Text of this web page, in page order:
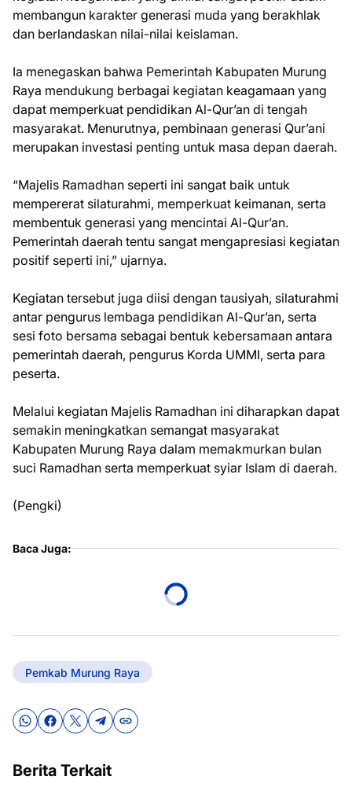
membangun karakter generasi muda yang berakhlak
dan berlandaskan nilai-nilai keislaman.
Ia menegaskan bahwa Pemerintah Kabupaten Murung
Raya mendukung berbagai kegiatan keagamaan yang
dapat memperkuat pendidikan Al-Qur’an di tengah
masyarakat. Menurutnya, pembinaan generasi Qur’ani
merupakan investasi penting untuk masa depan daerah.
“Majelis Ramadhan seperti ini sangat baik untuk
mempererat silaturahmi, memperkuat keimanan, serta
membentuk generasi yang mencintai Al-Qur’an.
Pemerintah daerah tentu sangat mengapresiasi kegiatan
positif seperti ini,” ujarnya.
Kegiatan tersebut juga diisi dengan tausiyah, silaturahmi
antar pengurus lembaga pendidikan Al-Qur’an, serta
sesi foto bersama sebagai bentuk kebersamaan antara
pemerintah daerah, pengurus Korda UMMI, serta para
peserta.
Melalui kegiatan Majelis Ramadhan ini diharapkan dapat
semakin meningkatkan semangat masyarakat
Kabupaten Murung Raya dalam memakmurkan bulan
suci Ramadhan serta memperkuat syiar Islam di daerah.
(Pengki)
Baca Juga:
Pemkab Murung Raya
Berita Terkait